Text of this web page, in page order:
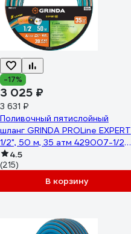
-17%
3 025 ₽
3 631 ₽
Поливочный пятислойный
шланг GRINDA PROLine EXPERT
1/2", 50 м, 35 атм 429007-1/2-
504.5
(215)
В корзину